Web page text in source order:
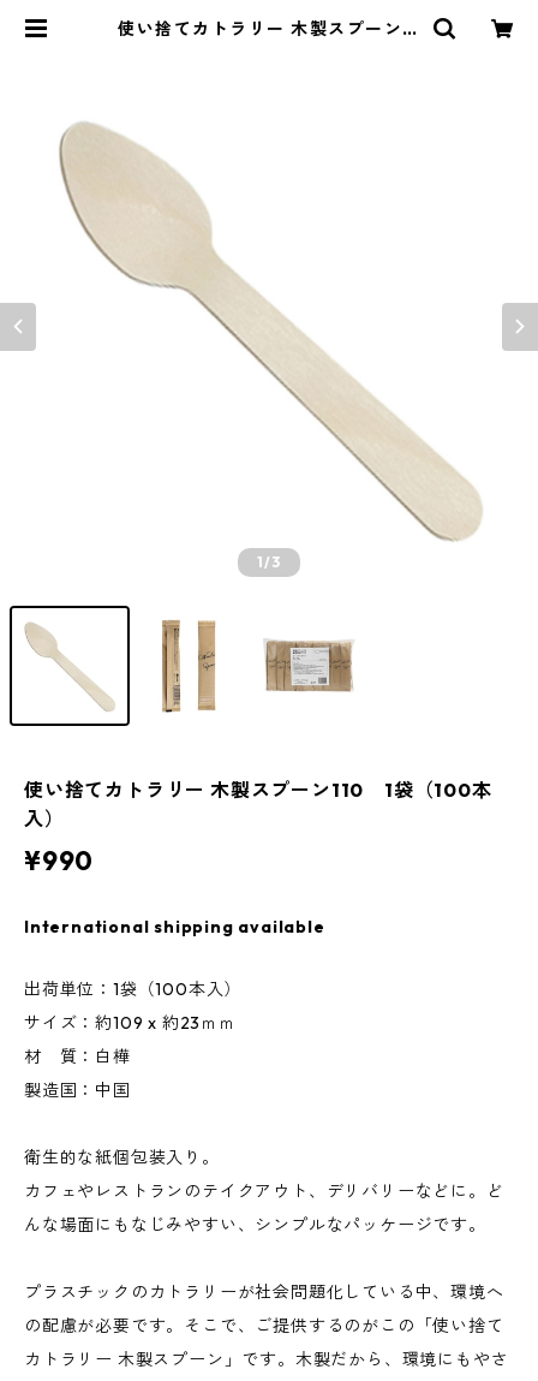
使い捨てカトラリー 木製スプーン11
1/3
使い捨てカトラリー 木製スプーン110 1袋（100本
入）
¥990
International shipping available
出荷単位：1袋（100本入）
サイズ：約109 x 約23ｍｍ
材 質：白樺
製造国：中国
衛生的な紙個包装入り。
カフェやレストランのテイクアウト、デリバリーなどに。ど
んな場面にもなじみやすい、シンプルなパッケージです。
プラスチックのカトラリーが社会問題化している中、環境へ
の配慮が必要です。そこで、ご提供するのがこの「使い捨て
カトラリー 木製スプーン」です。木製だから、環境にもやさ